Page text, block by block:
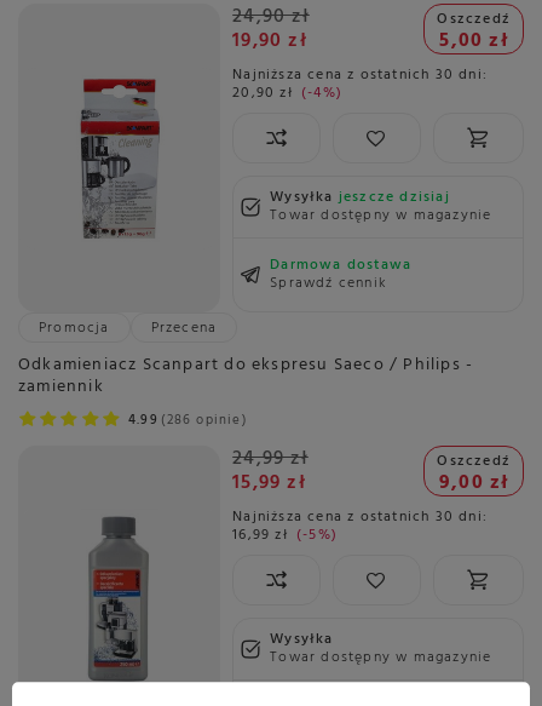
24,90 zł
19,90 zł
Oszczedź
5,00 zł
Najniższa cena z ostatnich 30 dni:
20,90 zł -4%
Wysyłkajeszcze dzisiaj
Towar dostępny w magazynie
Darmowa dostawa
Sprawdź cennik
Promocja
Przecena
Odkamieniacz Scanpart do ekspresu Saeco / Philips -
zamiennik
4.99 286 opinie
24,99 zł
15,99 zł
Oszczedź
9,00 zł
Najniższa cena z ostatnich 30 dni:
16,99 zł -5%
Wysyłka
Towar dostępny w magazynie